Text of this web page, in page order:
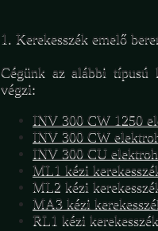
1. Kerekesszék emelő
Cégünk az alábbi típusú
végzi:
INV 300 CW 1250
INV 300 CW
INV 300 CU
ML1 kézi
ML2 kézi
MA3 kézi
RL1 kézi